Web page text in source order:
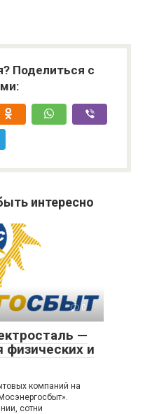
Поделиться с
интересно
0
—
и
компаний на
сотни